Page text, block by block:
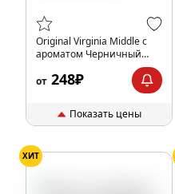
Original Virginia Middle с
ароматом Черничный
от 248₽
Показать цены
ХИТ